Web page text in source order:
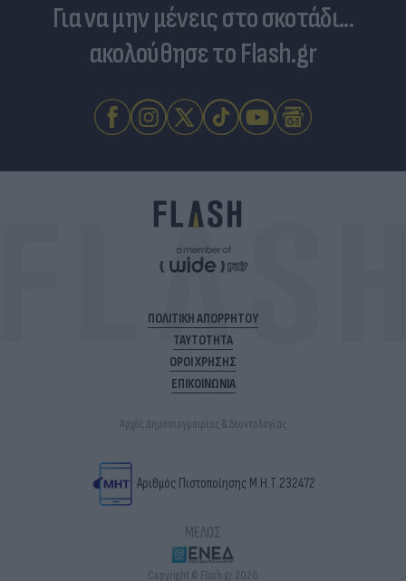
Για να μην μένεις στο σκοτάδι...
ακολούθησε το Flash.gr
ΠΟΛΙΤΙΚΗ ΑΠΟΡΡΗΤΟΥ
ΤΑΥΤΟΤΗΤΑ
ΟΡΟΙ ΧΡΗΣΗΣ
ΕΠΙΚΟΙΝΩΝΙΑ
Αρχές Δημοσιογραφίας & Δεοντολογίας
Αριθμός Πιστοποίησης Μ.Η.Τ.232472
ΜΕΛΟΣ
Copyright © Flash.gr 2026